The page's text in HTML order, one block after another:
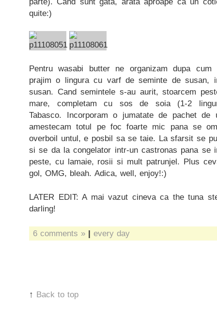
quite:)
Pentru wasabi butter ne organizam dupa cum
prajim o lingura cu varf de seminte de
susan. Cand semintele s-au aurit, stoarcem
mare, completam cu sos de soia (1-2
Tabasco. Incorporam o jumatate de pachet
amestecam totul pe foc foarte mic pana se
overboil untul, e posbil sa se taie. La sfarsit se
si se da la congelator intr-un castronas pana se
peste, cu lamaie, rosii si mult patrunjel. Plus
gol, OMG, bleah. Adica, well, enjoy!:)
LATER EDIT: A mai vazut cineva ca the tuna
darling!
6 comments » | every day
↑ Back to top